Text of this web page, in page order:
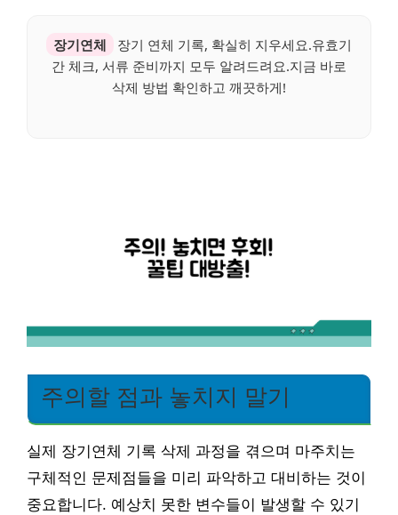
장기연체
장기 연체 기록, 확실히 지우세요.유효기
간 체크, 서류 준비까지 모두 알려드려요.지금 바로
삭제 방법 확인하고 깨끗하게!
주의할 점과 놓치지 말기
실제 장기연체 기록 삭제 과정을 겪으며 마주치는
구체적인 문제점들을 미리 파악하고 대비하는 것이
중요합니다. 예상치 못한 변수들이 발생할 수 있기